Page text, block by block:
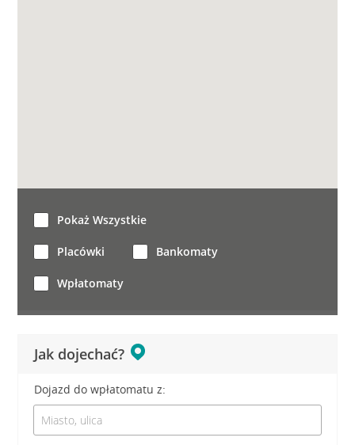
Jak dojechać?
Dojazd do wpłatomatu z:
Pokaż Wszystkie
Placówki Bankomaty
Wpłatomaty